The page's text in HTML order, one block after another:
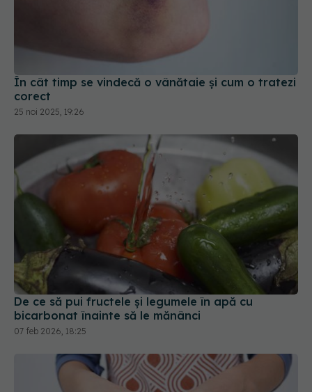
În cât timp se vindecă o vânătaie și cum o tratezi
25 noi 2025, 19:26
De ce să pui fructele și legumele în apă cu
bicarbonat înainte să le mănânci
07 feb 2026, 18:25